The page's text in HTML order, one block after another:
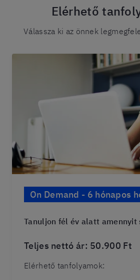
Elérhető
Válassza ki az önnek
On Demand - 6 hónapos
Tanuljon fél év alatt amennyit
Teljes nettó ár: 50.900 Ft
Elérhető tanfolyamok: